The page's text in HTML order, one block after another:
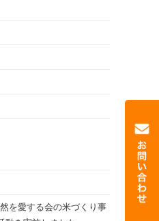
を愛する会の米づくり事